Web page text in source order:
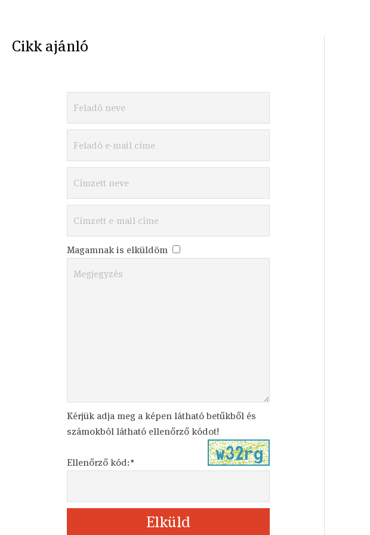
Cikk ajánló
Magamnak is elküldöm
Kérjük adja meg a képen látható betűkből és
számokból látható ellenőrző kódot!
Ellenőrző kód:*